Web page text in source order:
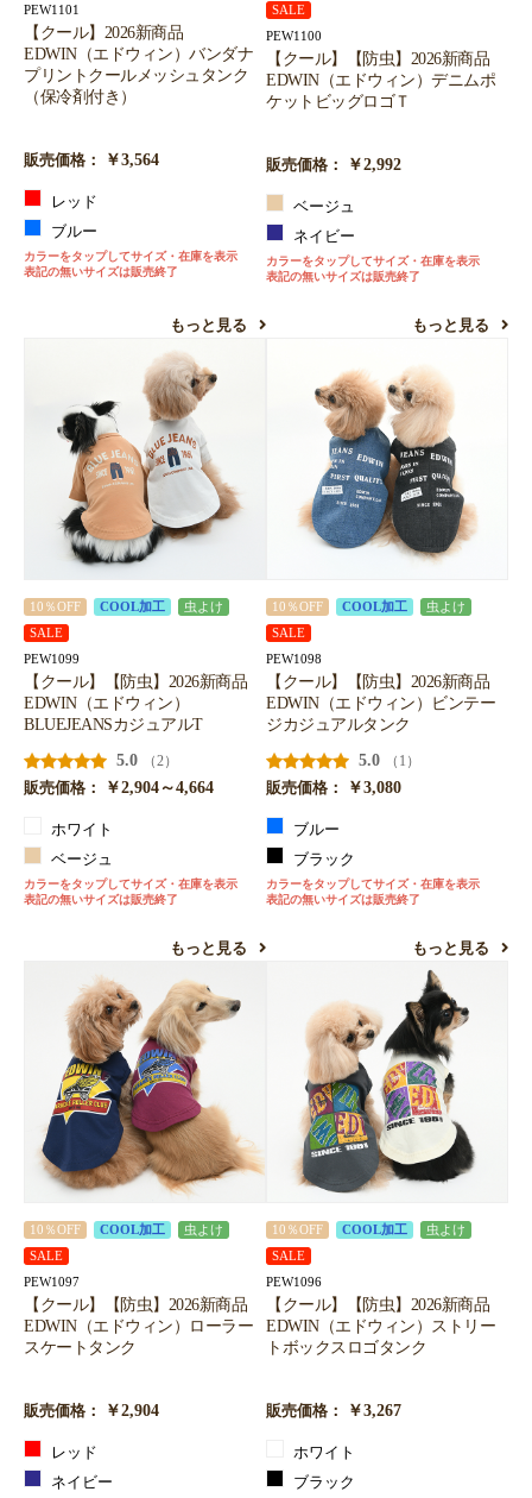
PEW1101
【クール】2026新商品
EDWIN（エドウィン）バンダナ
プリントクールメッシュタンク
（保冷剤付き）
販売価格： ￥3,564
レッド
ブルー
カラーをタップしてサイズ・在庫を表示
表記の無いサイズは販売終了
もっと見る
SALE
PEW1100
【クール】【防虫】2026新商品
EDWIN（エドウィン）デニムポ
ケットビッグロゴＴ
販売価格： ￥2,992
ベージュ
ネイビー
カラーをタップしてサイズ・在庫を表示
表記の無いサイズは販売終了
もっと見る
10％OFF COOL加工
虫よけ
SALE
PEW1099
【クール】【防虫】2026新商品
EDWIN（エドウィン）
BLUEJEANSカジュアルT
5.0
（2）
販売価格：
￥2,904～4,664
ホワイト
ベージュ
カラーをタップしてサイズ・在庫を表示
表記の無いサイズは販売終了
もっと見る
10％OFF COOL加工
虫よけ
SALE
PEW1098
【クール】【防虫】2026新商品
EDWIN（エドウィン）ビンテー
ジカジュアルタンク
5.0
（1）
販売価格：
￥3,080
ブルー
ブラック
カラーをタップしてサイズ・在庫を表示
表記の無いサイズは販売終了
もっと見る
10％OFF COOL加工
虫よけ
SALE
PEW1097
【クール】【防虫】2026新商品
EDWIN（エドウィン）ローラー
スケートタンク
販売価格： ￥2,904
レッド
ネイビー
10％OFF COOL加工
虫よけ
SALE
PEW1096
【クール】【防虫】2026新商品
EDWIN（エドウィン）ストリー
トボックスロゴタンク
販売価格： ￥3,267
ホワイト
ブラック